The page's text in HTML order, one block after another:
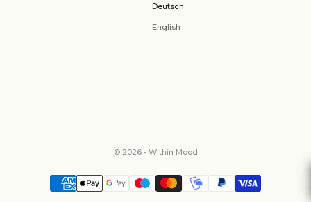
Deutsch
English
© 2026 - Within Mood